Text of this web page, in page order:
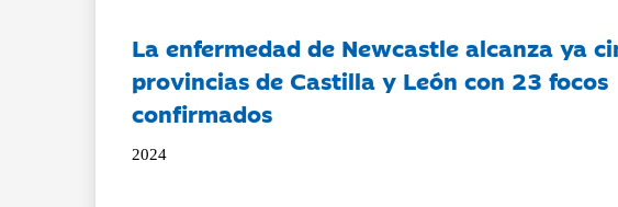
La enfermedad de Newcastle alcanza ya
provincias de Castilla y León con 23 focos
confirmados
2024